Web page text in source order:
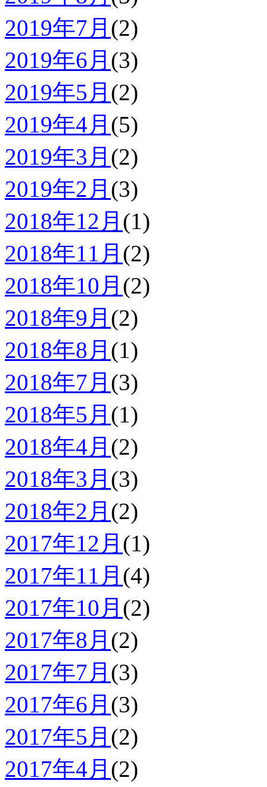
2019年7月 (2)
2019年6月 (3)
2019年5月 (2)
2019年4月 (5)
2019年3月 (2)
2019年2月 (3)
2018年12月 (1)
2018年11月 (2)
2018年10月 (2)
2018年9月 (2)
2018年8月 (1)
2018年7月 (3)
2018年5月 (1)
2018年4月 (2)
2018年3月 (3)
2018年2月 (2)
2017年12月 (1)
2017年11月 (4)
2017年10月 (2)
2017年8月 (2)
2017年7月 (3)
2017年6月 (3)
2017年5月 (2)
2017年4月 (2)